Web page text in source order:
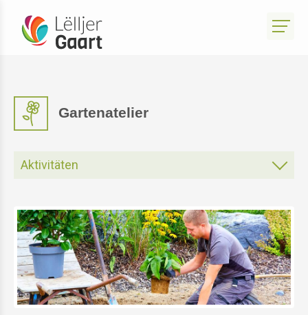
Gartenatelier
Aktivitäten
Atelier Park Sënnesräich
Atelier Bistro Sënnesräich
Atelier Produits du Terroir